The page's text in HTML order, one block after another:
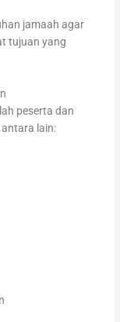
jamaah agar
tujuan yang
peserta dan
lain: